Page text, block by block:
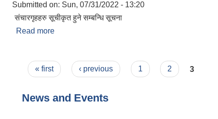
Submitted on: Sun, 07/31/2022 - 13:20
संचारगृहहरु सूचीकृत हुने सम्बन्धि सूचना
Read more
Pages
« first ‹ previous 1 2 3
News and Events